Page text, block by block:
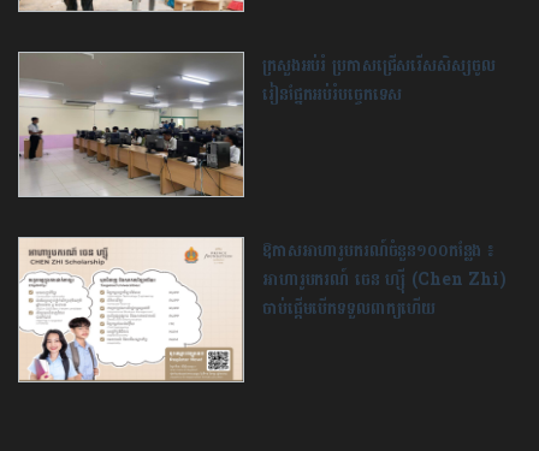
ក្រសួងអប់រំ ប្រកាសជ្រើសរើស​សិស្ស​ចូល
រៀន​ផ្នែកអប់រំ​បច្ចេកទេស
ឱកាសអាហារូបករណ៍ចំនួន១០០កន្លែង ៖
អាហារូបករណ៍ ចេន ហ្ស៊ី (Chen Zhi)
ចាប់ផ្តើមបើកទទួលពាក្យហើយ